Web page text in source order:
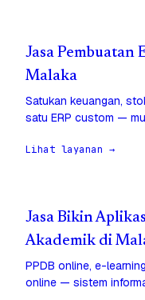
Jasa Pembuatan
Malaka
Satukan keuangan,
satu ERP custom —
Lihat layanan →
Jasa Bikin
Akademik di
PPDB online, e-
online — sistem